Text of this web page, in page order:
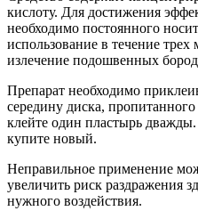
кислоту. Для достижения
необходимо постоянного
использование в течение трех
излечение подошвенных
Препарат необходимо
середину диска,
клейте один пластырь дважды.
купите новый.
Неправильное применение
увеличить риск раздражения
нужного воздействия.